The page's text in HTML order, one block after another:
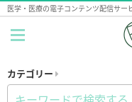
医学・医療の電子コンテンツ配信サー
カテゴリー